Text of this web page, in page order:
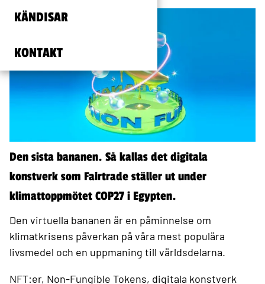
KÄNDISAR
KONTAKT
Den sista bananen. Så kallas det digitala
konstverk som Fairtrade ställer ut under
klimattoppmötet COP27 i Egypten.
Den virtuella bananen är en påminnelse om
klimatkrisens påverkan på våra mest populära
livsmedel och en uppmaning till världsdelarna.
NFT:er, Non-Fungible Tokens, digitala konstverk